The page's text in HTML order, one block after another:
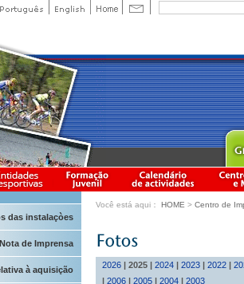
das instalaçòes
Nota de Imprensa
à aquisição
Você está aqui： HOME > Centro de
2026 | 2025 | 2024 | 2023 | 2022 |
| 2006 | 2005 | 2004 | 2003